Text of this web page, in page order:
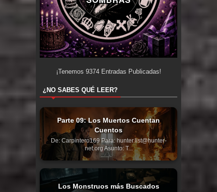
¡Tenemos 9374Entradas Publicadas!
¿NO SABES QUÉ LEER?
Parte 09: Los Muertos Cuentan
Cuentos
De: Carpintero169 Para: hunter.list@hunter-
net.org Asunto: T...
Los Monstruos más Buscados